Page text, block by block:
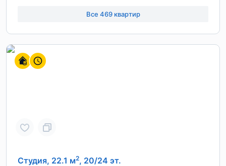
Все 469 квартир
Студия, 22.1 м2, 20/24 эт.